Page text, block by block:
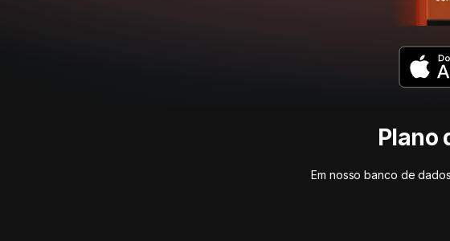
Plano
Em nosso banco de